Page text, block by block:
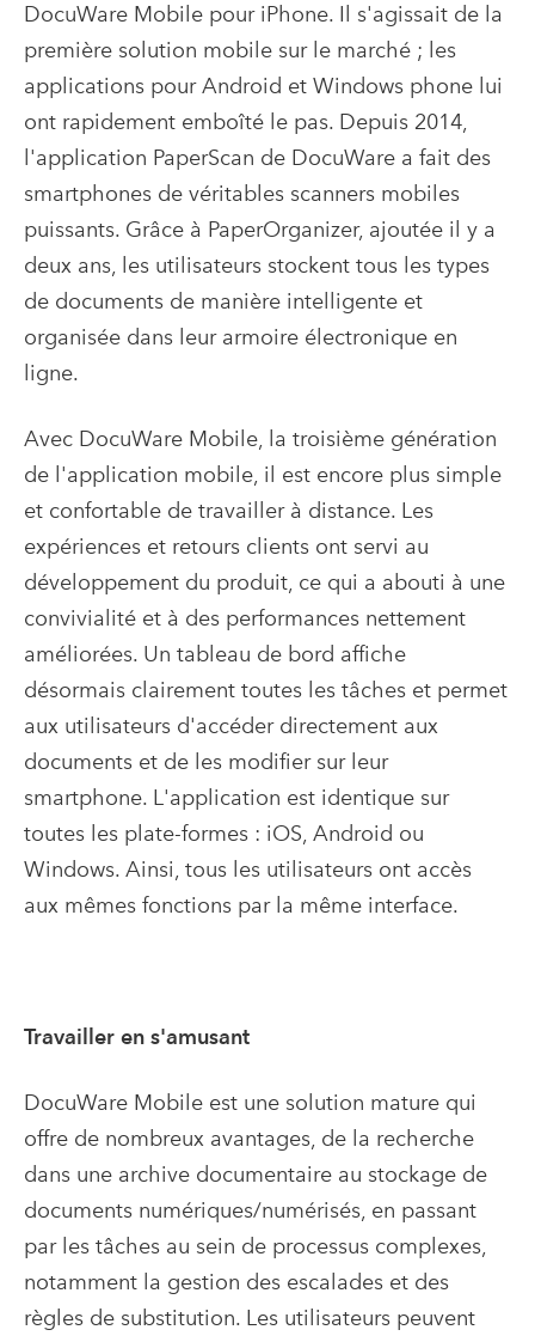
DocuWare Mobile pour iPhone. Il s'agissait de la
première solution mobile sur le marché ; les
applications pour Android et Windows phone lui
ont rapidement emboîté le pas. Depuis 2014,
l'application PaperScan de DocuWare a fait des
smartphones de véritables scanners mobiles
puissants. Grâce à PaperOrganizer, ajoutée il y a
deux ans, les utilisateurs stockent tous les types
de documents de manière intelligente et
organisée dans leur armoire électronique en
ligne.
Avec DocuWare Mobile, la troisième génération
de l'application mobile, il est encore plus simple
et confortable de travailler à distance. Les
expériences et retours clients ont servi au
développement du produit, ce qui a abouti à une
convivialité et à des performances nettement
améliorées. Un tableau de bord affiche
désormais clairement toutes les tâches et permet
aux utilisateurs d'accéder directement aux
documents et de les modifier sur leur
smartphone. L'application est identique sur
toutes les plate-formes : iOS, Android ou
Windows. Ainsi, tous les utilisateurs ont accès
aux mêmes fonctions par la même interface.
Travailler en s'amusant
DocuWare Mobile est une solution mature qui
offre de nombreux avantages, de la recherche
dans une archive documentaire au stockage de
documents numériques/numérisés, en passant
par les tâches au sein de processus complexes,
notamment la gestion des escalades et des
règles de substitution. Les utilisateurs peuvent